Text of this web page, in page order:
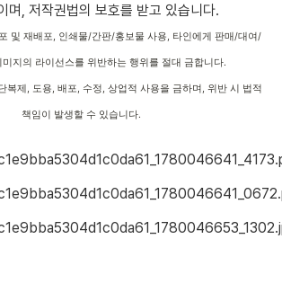
며, 저작권법의 보호를 받고 있습니다.
및 재배포, 인쇄물/간판/홍보물 사용, 타인에게 판매/대여/
미지의 라이선스를 위반하는 행위를 절대 금합니다.
복제, 도용, 배포, 수정, 상업적 사용을 금하며, 위반 시 법적
책임이 발생할 수 있습니다.